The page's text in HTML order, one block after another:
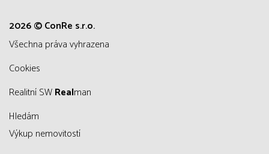
2026 © ConRe s.r.o.
všechna práva vyhrazena
Cookies
Realitní SWRealman
Hledám
Výkup nemovitostí